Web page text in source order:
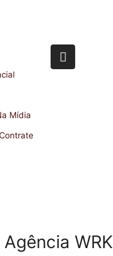
Mídia
Contrate
WRK